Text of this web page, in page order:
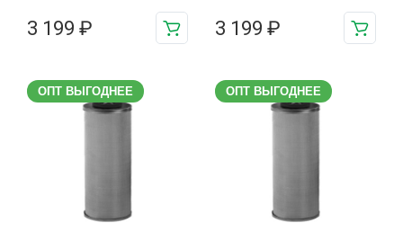
3 199 ₽ 3 199 ₽
ОПТ ВЫГОДНЕЕ ОПТ ВЫГОДНЕЕ